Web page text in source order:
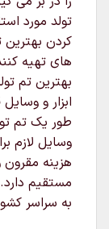
تولد مورد
کردن بهترین
های تهیه
بهترین تم
ابزار و
طور یک تم
وسایل لازم
هزینه مقرون
مستقیم
به سراسر